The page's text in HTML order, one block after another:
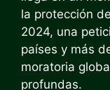
la protección
2024, una
países y más
moratoria
profundas.